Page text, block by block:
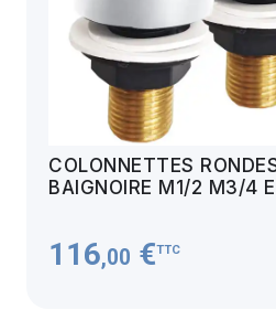
COLONNETTES
BAIGNOIRE M1/2 M3/4
116,00 €TTC